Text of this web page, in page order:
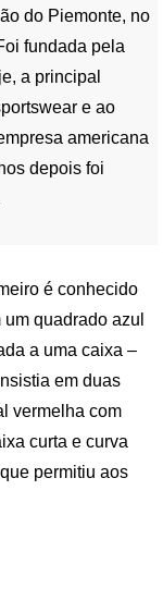
do Piemonte, no
fundada pela
a principal
e ao
americana
depois foi
é conhecido
quadrado azul
a uma caixa –
em duas
vermelha com
curta e curva
permitiu aos